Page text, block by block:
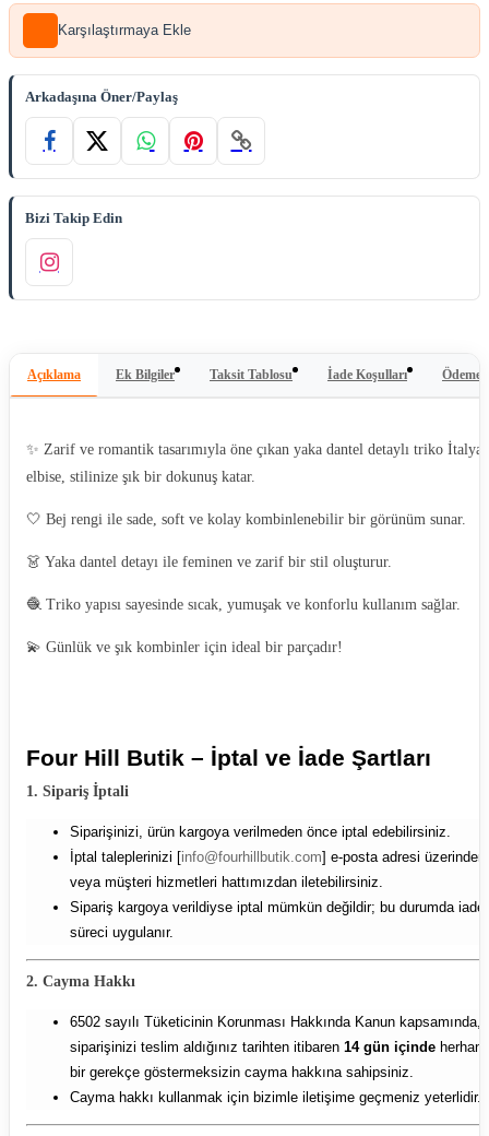
Karşılaştırmaya Ekle
Arkadaşına Öner/Paylaş
Bizi Takip Edin
Açıklama Ek Bilgiler Taksit Tablosu İade Koşulları Ödeme
✨ Zarif ve romantik tasarımıyla öne çıkan yaka dantel detaylı triko İtalyan
elbise, stilinize şık bir dokunuş katar.
🤍 Bej rengi ile sade, soft ve kolay kombinlenebilir bir görünüm sunar.
👗 Yaka dantel detayı ile feminen ve zarif bir stil oluşturur.
🧶 Triko yapısı sayesinde sıcak, yumuşak ve konforlu kullanım sağlar.
💫 Günlük ve şık kombinler için ideal bir parçadır!
Four Hill Butik – İptal ve İade Şartları
1. Sipariş İptali
Siparişinizi, ürün kargoya verilmeden önce iptal edebilirsiniz.
İptal taleplerinizi [info@fourhillbutik.com] e-posta adresi üzerinden
veya müşteri hizmetleri hattımızdan iletebilirsiniz.
Sipariş kargoya verildiyse iptal mümkün değildir; bu durumda iade
süreci uygulanır.
2. Cayma Hakkı
6502 sayılı Tüketicinin Korunması Hakkında Kanun kapsamında,
siparişinizi teslim aldığınız tarihten itibaren 14 gün içinde
bir gerekçe göstermeksizin cayma hakkına sahipsiniz.
Cayma hakkı kullanmak için bizimle iletişime geçmeniz yeterlidir.